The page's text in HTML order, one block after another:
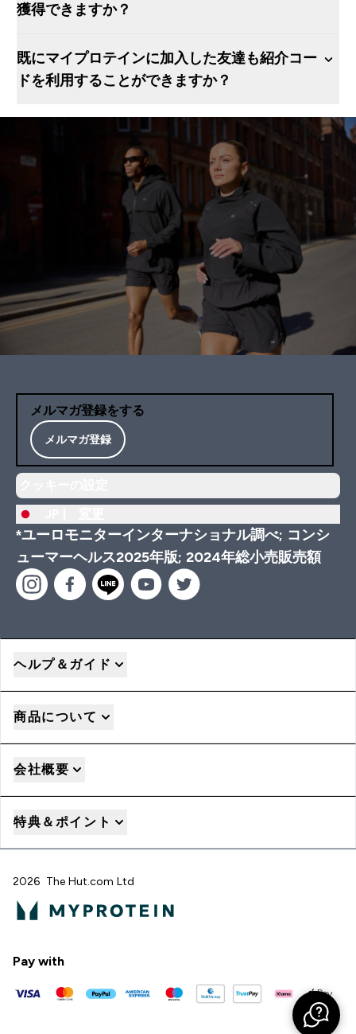
獲得できますか？
既にマイプロテインに加入した友達も紹介コー
ドを利用することができますか？
メルマガ登録をする
メルマガ登録
*ユーロモニターインターナショナル調べ; コンシ
ューマーヘルス2025年版; 2024年総小売販売額
ヘルプ＆ガイド
商品について
会社概要
特典＆ポイント
2026 The Hut.com Ltd
Pay with